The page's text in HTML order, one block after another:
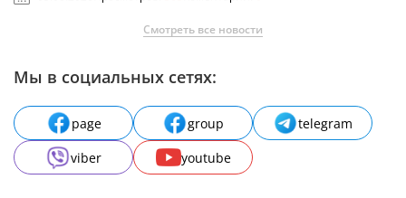
Смотреть все новости
Мы в социальных сетях:
page group
telegram
viber
youtube